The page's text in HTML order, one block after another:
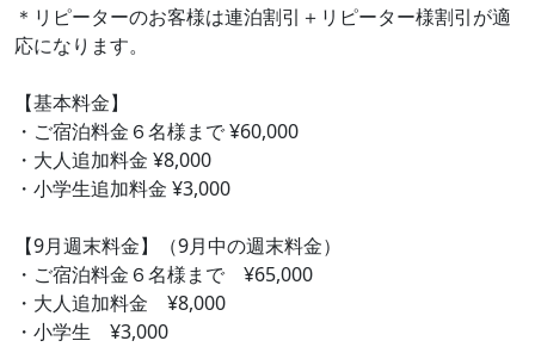
＊リピーターのお客様は連泊割引＋リピーター様割引が適
応になります。
【基本料金】
・ご宿泊料金６名様まで ¥60,000
・大人追加料金 ¥8,000
・小学生追加料金 ¥3,000
【9月週末料金】（9月中の週末料金）
・ご宿泊料金６名様まで ¥65,000
・大人追加料金 ¥8,000
・小学生 ¥3,000